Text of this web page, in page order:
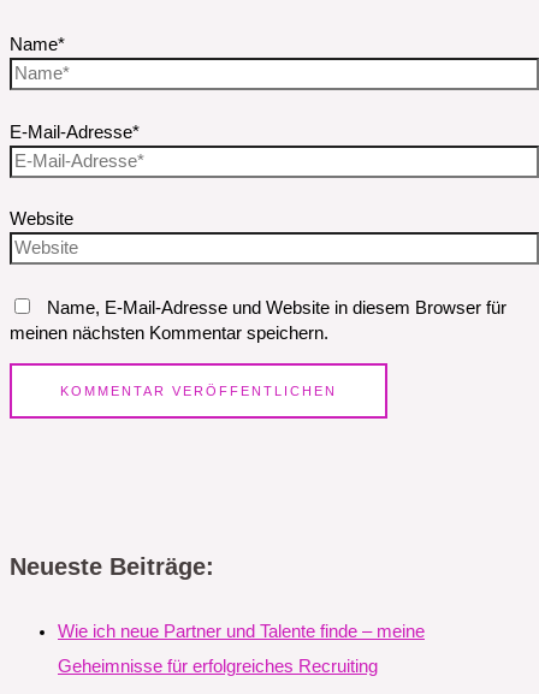
Name*
E-Mail-Adresse*
Website
Name, E-Mail-Adresse und Website in diesem Browser für
meinen nächsten Kommentar speichern.
Neueste Beiträge:
Wie ich neue Partner und Talente finde – meine
Geheimnisse für erfolgreiches Recruiting